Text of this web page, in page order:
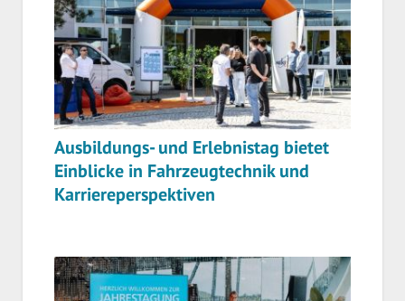
Ausbildungs- und Erlebnistag bietet
Einblicke in Fahrzeugtechnik und
Karriereperspektiven